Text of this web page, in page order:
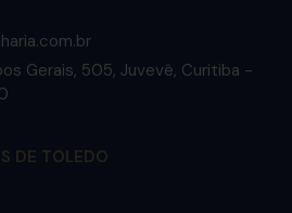
Gerais, 505, Juvevê, Curitiba -
DE TOLEDO